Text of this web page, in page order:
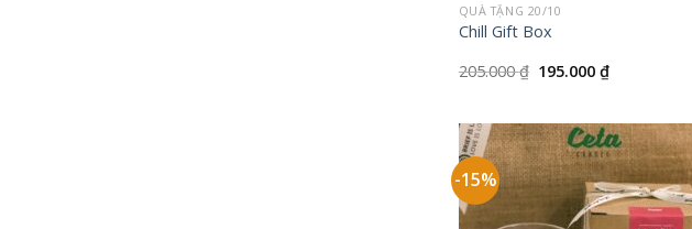
QUÀ TẶNG 20/10
Chill Gift Box
205.000₫ Giá
195.000₫Giá
195.000 ₫.
-15%